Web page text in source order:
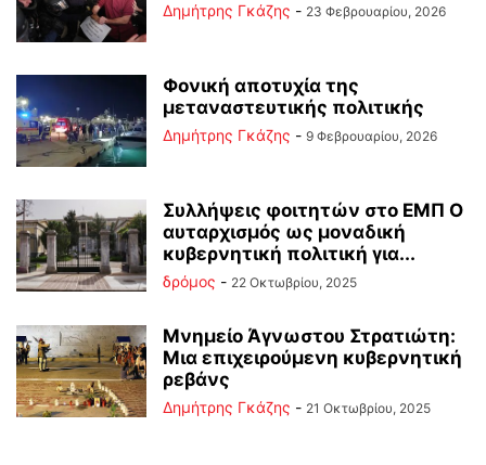
Δημήτρης Γκάζης - 23 Φεβρουαρίου, 2026
Φονική αποτυχία της
μεταναστευτικής πολιτικής
Δημήτρης Γκάζης - 9 Φεβρουαρίου, 2026
Συλλήψεις φοιτητών στο ΕΜΠ Ο
αυταρχισμός ως μοναδική
κυβερνητική πολιτική για...
δρόμος - 22 Οκτωβρίου, 2025
Μνημείο Άγνωστου Στρατιώτη:
Μια επιχειρούμενη κυβερνητική
ρεβάνς
Δημήτρης Γκάζης - 21 Οκτωβρίου, 2025